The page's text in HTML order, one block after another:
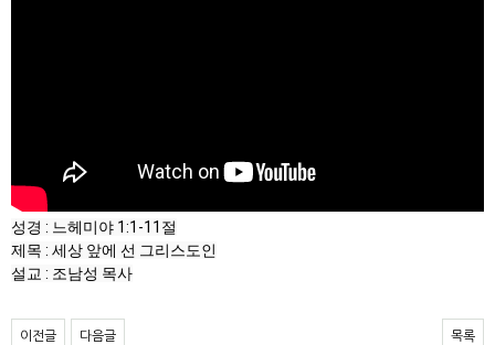
성경 : 느헤미야 1:1-11절
제목 : 세상 앞에 선 그리스도인
설교 : 조남성 목사
이전글 다음글 목록